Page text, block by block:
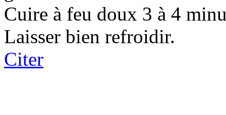
Cuire à feu doux 3 à 4
Laisser bien refroidir.
Citer